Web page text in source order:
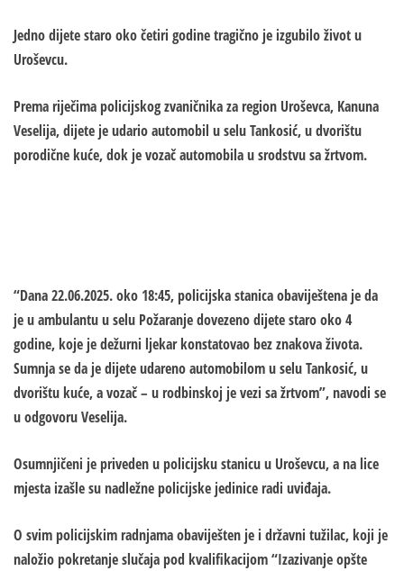
Jedno dijete staro oko četiri godine tragično je izgubilo život u
Uroševcu.
Prema riječima policijskog zvaničnika za region Uroševca, Kanuna
Veselija, dijete je udario automobil u selu Tankosić, u dvorištu
porodične kuće, dok je vozač automobila u srodstvu sa žrtvom.
“Dana 22.06.2025. oko 18:45, policijska stanica obaviještena je da
je u ambulantu u selu Požaranje dovezeno dijete staro oko 4
godine, koje je dežurni ljekar konstatovao bez znakova života.
Sumnja se da je dijete udareno automobilom u selu Tankosić, u
dvorištu kuće, a vozač – u rodbinskoj je vezi sa žrtvom”, navodi se
u odgovoru Veselija.
Osumnjičeni je priveden u policijsku stanicu u Uroševcu, a na lice
mjesta izašle su nadležne policijske jedinice radi uviđaja.
O svim policijskim radnjama obaviješten je i državni tužilac, koji je
naložio pokretanje slučaja pod kvalifikacijom “Izazivanje opšte